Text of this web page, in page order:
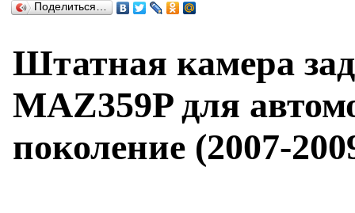
Поделиться…
Штатная камера
MAZ359P для
поколение (2007-